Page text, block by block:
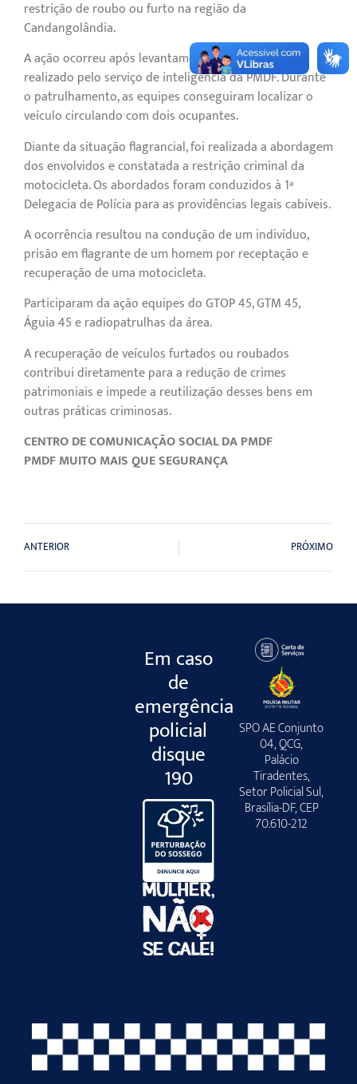
restrição de roubo ou furto na região da
Candangolândia.
A ação ocorreu após levantamento de informações
realizado pelo serviço de inteligência da PMDF. Durante
o patrulhamento, as equipes conseguiram localizar o
veículo circulando com dois ocupantes.
Diante da situação flagrancial, foi realizada a abordagem
dos envolvidos e constatada a restrição criminal da
motocicleta. Os abordados foram conduzidos à 1ª
Delegacia de Polícia para as providências legais cabíveis.
A ocorrência resultou na condução de um indivíduo,
prisão em flagrante de um homem por receptação e
recuperação de uma motocicleta.
Participaram da ação equipes do GTOP 45, GTM 45,
Águia 45 e radiopatrulhas da área.
A recuperação de veículos furtados ou roubados
contribui diretamente para a redução de crimes
patrimoniais e impede a reutilização desses bens em
outras práticas criminosas.
CENTRO DE COMUNICAÇÃO SOCIAL DA PMDF
PMDF MUITO MAIS QUE SEGURANÇA
ANTERIOR PRÓXIMO
Em caso
de
emergência
policial
disque
190
SPO AE Conjunto
04, QCG,
Palácio
Tiradentes,
Setor Policial Sul,
Brasília-DF, CEP
70.610-212